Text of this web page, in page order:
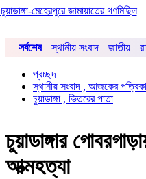
মেহেরপুরে জামায়াতের গণমিছিল
সর্বশেষ স্থানীয় সংবাদ জাতীয়
প্রচ্ছদ
স্থানীয় সংবাদ , আজকের পত্রিকা
চুয়াডাঙ্গা , ভিতরের পাতা
চুয়াডাঙ্গার
আত্মহত্যা